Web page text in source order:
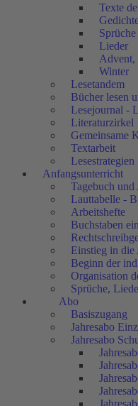
Texte
Lieder
Advent,
Winter
Lesetandem
Bücher lesen
Lesejournal -
Literaturzirkel
Gemeinsame
Textarbeit
Lesestrategien
Anfangsunterricht
Tagebuch
Lauttabelle -
Arbeitshefte
Buchstaben
Einstieg in die
Beginn der
Organisation
Sprüche,
Abo
Basiszugang
Jahresabo
Jahresabo